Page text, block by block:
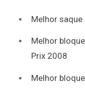
Melhor
Melhor
Prix 2008
Melhor